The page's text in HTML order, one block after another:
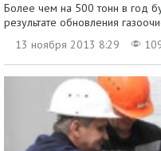
Более чем на 500 тонн в год
результате обновления
13 ноября 2013 8:29